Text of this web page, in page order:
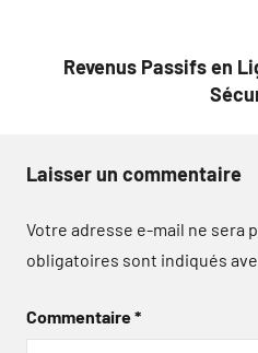
Revenus Passifs en
Laisser un commentaire
Votre adresse e-mail ne sera
obligatoires sont indiqués
Commentaire*